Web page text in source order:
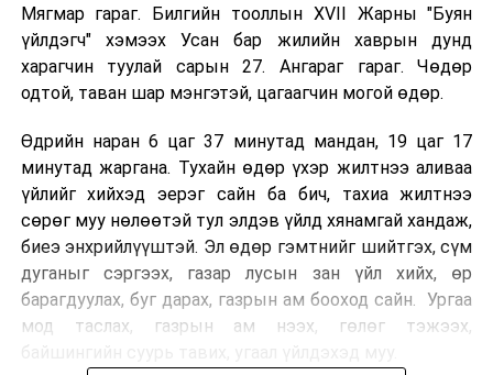
Мягмар гараг. Билгийн тооллын XVII Жарны "Буян
үйлдэгч" хэмээх Усан бар жилийн хаврын дунд
харагчин туулай сарын 27. Ангараг гараг. Чөдөр
одтой, таван шар мэнгэтэй, цагаагчин могой өдөр.
Өдрийн наран 6 цаг 37 минутад мандан, 19 цаг 17
минутад жаргана. Тухайн өдөр үхэр жилтнээ аливаа
үйлийг хийхэд эерэг сайн ба бич, тахиа жилтнээ
сөрөг муу нөлөөтэй тул элдэв үйлд хянамгай хандаж,
биеэ энхрийлүүштэй. Эл өдөр гэмтнийг шийтгэх, сүм
дуганыг сэргээх, газар лусын зан үйл хийх, өр
барагдуулах, буг дарах, газрын ам бооход сайн. Ургаа
мод таслах, газрын ам нээх, гөлөг тэжээх,